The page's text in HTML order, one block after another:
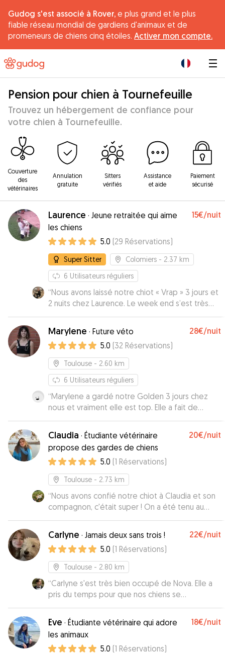
Gudog s'est associé à Rover, e plus grand et le plus
fiable réseau mondial de gardiens d'animaux et de
promeneurs de chiens cinq étoiles. Activer mon compte.
Pension pour chien à Tournefeuille
Trouvez un hébergement de confiance pour
votre chien à Tournefeuille.
Couverture
des
vétérinaires
Annulation
gratuite
Sitters
vérifiés
Assistance
et aide
Paiement
sécurisé
Laurence · Jeune retraitée qui aime
les chiens
15€/nuit
5.0 (29 Réservations)
Super Sitter Colomiers - 2.37 km
6 Utilisateurs réguliers
“Nous avons laissé notre chiot « Vrap » 3 jours et
2 nuits chez Laurence. Le week end s’est très
bien passé. Nous avons eu des nouvelles deux
fois par jour ainsi que des photos. Nous
renouvelons l’expérience sur une semaine fin
avril. Je recommande !”
Marylene · Future véto 28€/nuit
5.0 (32 Réservations)
Toulouse - 2.60 km
6 Utilisateurs réguliers
“Marylene a gardé notre Golden 3 jours chez
nous et vraiment elle est top. Elle a fait de
longues balades avec lui, elle a joué comme il
aime. Elle a même entretenu la maison (Difficile
d'avoir une maisonn propre avec un Golden
qand il pleut!)et nous a donné des nouvelles
.régulièrement. C'est une jeune fille passionnée
et attentive . Stan en a bien profité... je la
recommande.”
Claudia · Étudiante vétérinaire
propose des gardes de chiens
20€/nuit
5.0 (1 Réservations)
Toulouse - 2.73 km
“Nous avons confié notre chiot à Claudia et son
compagnon, c'était super ! On a été tenu au
courant tout le long du séjour, leur chien est
adorable et notre petite chienne était très
heureuse là bas.”
Carlyne · Jamais deux sans trois ! 22€/nuit
5.0 (1 Réservations)
Toulouse - 2.80 km
“Carlyne s'est très bien occupé de Nova. Elle a
pris du temps pour que nos chiens se
rencontrent avant la garde et j'ai eu des photos
tous les jours pendant. Je n'hésiterais pas à faire
à nouveau appel à Carlyne si je dois faire garder
Nova.”
Eve · Étudiante vétérinaire qui adore
les animaux
18€/nuit
5.0 (1 Réservations)